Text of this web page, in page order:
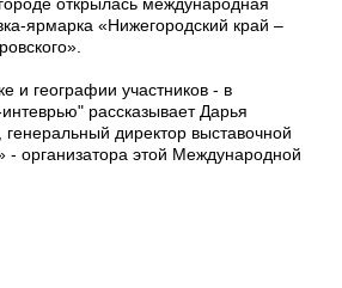
ярмарка «Нижегородский край –
и географии участников - в
рассказывает Дарья
директор выставочной
- организатора этой Международной